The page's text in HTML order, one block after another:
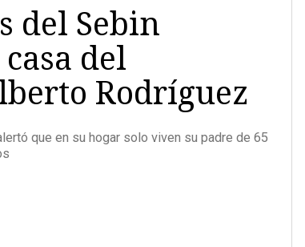
del Sebin
del
Rodríguez
que en su hogar solo viven su padre de 65